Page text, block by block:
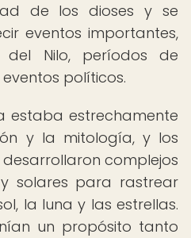
de los dioses y se
eventos importantes,
del Nilo, períodos de
políticos.
estaba estrechamente
y la mitología, y los
complejos
solares para rastrear
la luna y las estrellas.
un propósito tanto